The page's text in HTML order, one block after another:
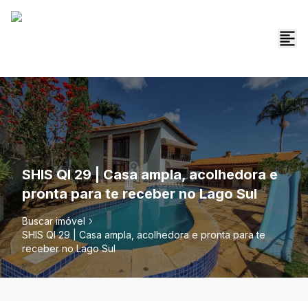
SHIS QI 29 | Casa ampla, acolhedora e
pronta para te receber no Lago Sul
Buscar imóvel
SHIS QI 29 | Casa ampla, acolhedora e pronta para te
receber no Lago Sul